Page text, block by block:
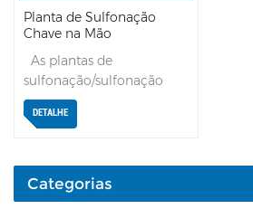
Planta de Sulfonação
Chave na Mão
As plantas de
sulfonação/sulfonação
WEIXIAN representam o
nível mais alto da
uma planta piloto de um
tubo até uma planta de
DETALHE
Categorias